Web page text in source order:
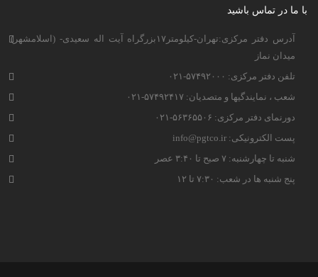
با ما در تماس باشید
آدرس دفتر مرکزی:تهران-کیلومتر۱۷بزرگراه آیت اله سعیدی- (اسلامشهر)
میدان نماز
تلفن دفتر مرکزی: ۵۷۴۹۲۰۰۰-۰۲۱
شعب ، نمایندگیها و متصدیان: ۵۷۴۹۲۴۱۷-۰۲۱
دورنمای دفتر مرکزی: ۵۶۳۶۵۵۰۶-۰۲۱
پست الکترونیکی: info@pgtco.ir
شنبه تا چهارشنبه: ۷ صبح تا ۳:۴۰ عصر
پنج شنبه ها در شعب: ۷:۳۰ تا ۱۲